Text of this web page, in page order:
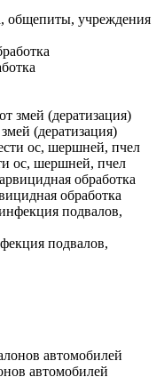
общепиты, учреждения
(дератизация)
ос, шершней, пчел
обработка
подвалов,
автомобилей